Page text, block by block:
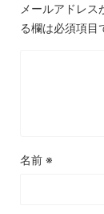
メールアドレス
る欄は必須項目
名前 ※